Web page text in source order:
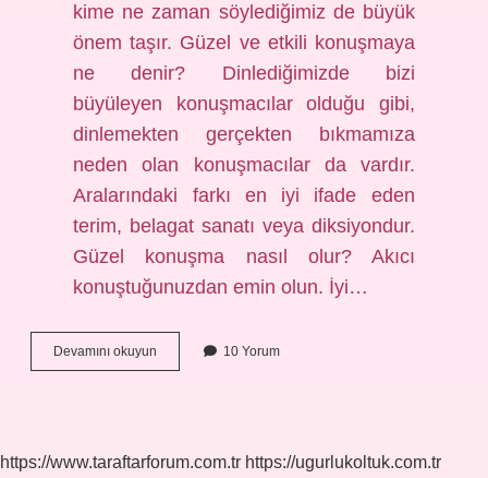
kime ne zaman söylediğimiz de büyük
önem taşır. Güzel ve etkili konuşmaya
ne denir? Dinlediğimizde bizi
büyüleyen konuşmacılar olduğu gibi,
dinlemekten gerçekten bıkmamıza
neden olan konuşmacılar da vardır.
Aralarındaki farkı en iyi ifade eden
terim, belagat sanatı veya diksiyondur.
Güzel konuşma nasıl olur? Akıcı
konuştuğunuzdan emin olun. İyi…
Devamını okuyun
Konuşmak
10 Yorum
https://www.taraftarforum.com.tr https://ugurlukoltuk.com.tr